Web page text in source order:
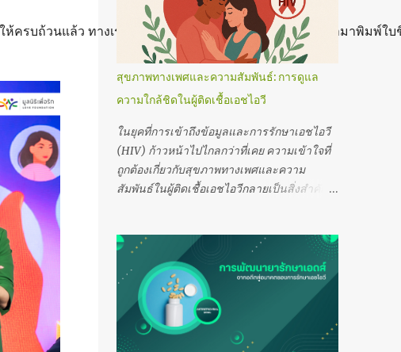
ห้ครบถ้วนแล้ว ทางเราจะรวบรวมรายชื่อผู้ร่วมสนุกทั้งหมด นำมาพิมพ์
ทำความเข้าใจว่า เจลหล่อลื่นคืออะไร จำเป็น
ไหม และควรเลือกแบบไหนให้เหมาะกับ
ร่างกายของคุณ พร้อมเคล็ดลับการใช้ที่ถูกต้อง
เพื่อให้ทุกความสัมพันธ์ราบรื่นและมั่นใจมาก
ขึ้น เจลหล่อลื่นคืออะไร? “เจลหล่อลื่น”
(Lubricant) คือของเหลวหรือเจลที่ใช้เพิ่มความ
ชุ่มชื้นและลดการเสียดสีระหว่างมีเพศสัมพันธ์
ไม่ว่าจะเป็นทางช่องคลอด ทวารหนัก หรือการ
ใช้ของเล่นทางเพศ ร่างกายของผู้หญิงตาม
ธรรมชาติจะมีสารหล่อลื่นจากฮอร์โมนเอสโตร
ผู้ชายหรือคู่รักเพศเดียวกันเองก็สามารถใช้เจล
หล่อลื่นได้เพื่อเพิ่มความรู้สึกสบายและลดการ
ระคายเคือง พูดง่าย ๆ คือ เจลหล่อลื่นไม่ได้...
สุขภาพทางเพศและความสัมพันธ์: การดูแล
ความใกล้ชิดในผู้ติดเชื้อเอชไอวี
ในยุคที่การเข้าถึงข้อมูลและการรักษาเอชไอวี
(HIV) ก้าวหน้าไปไกลกว่าที่เคย ความเข้าใจที่
ถูกต้องเกี่ยวกับสุขภาพทางเพศและความ
สัมพันธ์ในผู้ติดเชื้อเอชไอวีกลายเป็นสิ่งสำคัญ
ทางเพศที่ปลอดภัยไม่แพ้คนทั่วไป บทความนี้ จะ
พาคุณไปเจาะลึกถึงวิธีการดูแลสุขภาพทางเพศ
และความสัมพันธ์ของผู้ติดเชื้อเอชไอวี ทั้งในมิติ
ของร่างกาย จิตใจ และสังคม พร้อมแนวทาง
การดูแลใกล้ชิดที่ส่งเสริมคุณภาพชีวิตที่ดีอย่าง
ยั่งยืน ความเข้าใจใหม่เกี่ยวกับเอชไอวีใน